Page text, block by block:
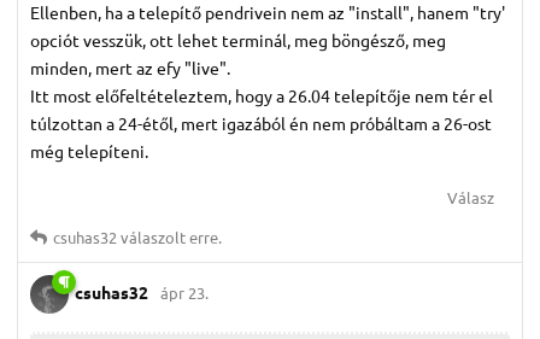
Ellenben, ha a telepítő pendrivein nem az "install", hanem "try'
opciót vesszük, ott lehet terminál, meg böngésző, meg
minden, mert az efy "live".
Itt most előfeltételeztem, hogy a 26.04 telepítője nem tér el
túlzottan a 24-étől, mert igazából én nem próbáltam a 26-ost
még telepíteni.
Válasz
csuhas32válaszolt erre.
csuhas32 ápr 23.